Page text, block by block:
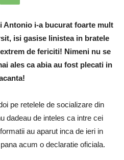
Antonio i-a bucurat foarte mult
isi gasise linistea in bratele
de fericiti! Nimeni nu se
ales ca abia au fost plecati in
pe retelele de socializare din
dadeau de inteles ca intre cei
au aparut inca de ieri in
acum o declaratie oficiala.